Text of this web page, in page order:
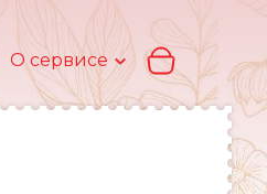
О сервисе